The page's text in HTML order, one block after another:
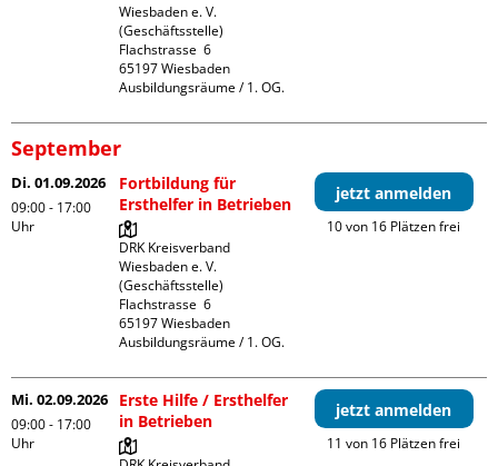
Wiesbaden e. V.
(Geschäftsstelle)
Flachstrasse  6
65197 Wiesbaden
Ausbildungsräume / 1. OG.
September
Di. 01.09.2026
09:00 - 17:00
Uhr
Fortbildung für
Ersthelfer in Betrieben
DRK Kreisverband
Wiesbaden e. V.
(Geschäftsstelle)
Flachstrasse  6
65197 Wiesbaden
Ausbildungsräume / 1. OG.
jetzt anmelden
10 von 16 Plätzen frei
Mi. 02.09.2026
09:00 - 17:00
Uhr
Erste Hilfe / Ersthelfer
in Betrieben
jetzt anmelden
11 von 16 Plätzen frei